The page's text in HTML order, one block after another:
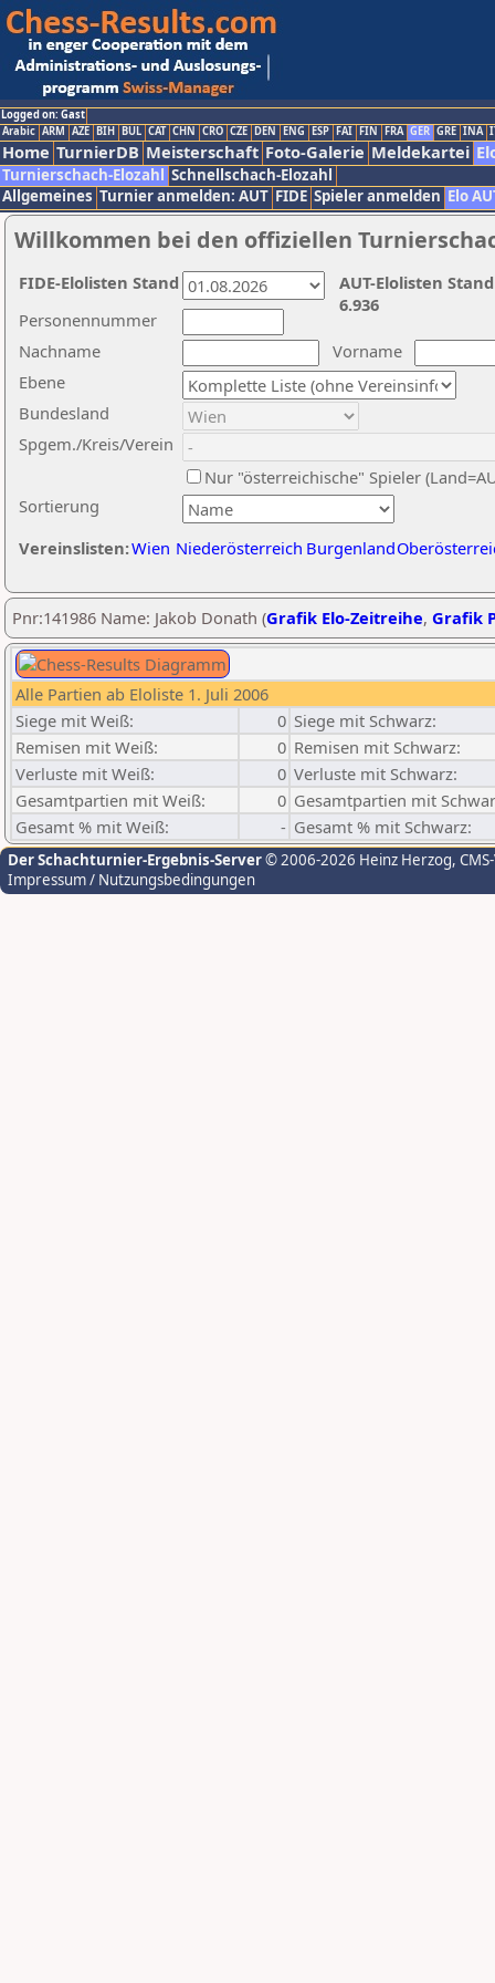
Logged on: Gast
Arabic ARM AZE BIH BUL CAT CHN CRO CZE DEN ENG ESP FAI FIN FRA GER GRE INA
Home TurnierDB Meisterschaft Foto-Galerie Meldekartei
Turnierschach-Elozahl Schnellschach-Elozahl
Allgemeines Turnier anmelden: AUT FIDE Spieler anmelden Elo
Willkommen bei den offiziellen
Nachname
Vorname
Ebene
Sortierung
Personennummer
Bundesland
Spgem./Kreis/Verein
Nur "österreichische" Spieler
Vereinslisten:Wien Niederösterreich Burgenland
AUT-Elolisten
6.936
FIDE-Elolisten Stand
Pnr:141986 Name: Jakob Donath (Grafik Elo-Zeitreihe, Grafik
Alle Partien ab Eloliste 1. Juli 2006
Siege mit Weiß:
0 Siege mit Schwarz:
Remisen mit Weiß:
0 Remisen mit Schwarz:
Verluste mit Weiß:
0 Verluste mit Schwarz:
Gesamtpartien mit Weiß:
0 Gesamtpartien mit
Gesamt % mit Weiß:
- Gesamt % mit Schwarz:
Der Schachturnier-Ergebnis-Server© 2006-2026 Heinz Herzog,
Impressum / Nutzungsbedingungen